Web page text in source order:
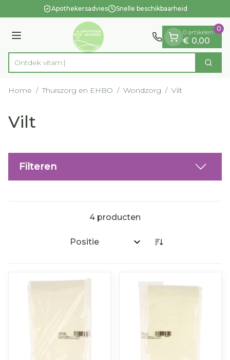
Ga naar de inhoudApothekersadvies Snelle beschikbaarheid
Menu
Product, merk, categorie...
Ontdek Zoek
0 artikelen
€ 0,00
0
Home / Thuiszorg en EHBO / Wondzorg / Vilt
Vilt
Filteren
4 producten
Sorteer op: